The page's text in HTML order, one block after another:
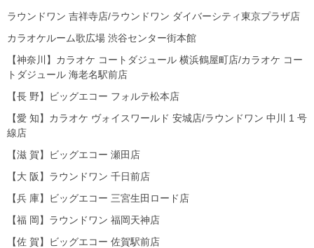
ラウンドワン 吉祥寺店/ラウンドワン ダイバーシティ東京プラザ店
カラオケルーム歌広場 渋谷センター街本館
【神奈川】カラオケ コートダジュール 横浜鶴屋町店/カラオケ コー
トダジュール 海老名駅前店
【長 野】ビッグエコー フォルテ松本店
【愛 知】カラオケ ヴォイスワールド 安城店/ラウンドワン 中川 1 号
線店
【滋 賀】ビッグエコー 瀬田店
【大 阪】ラウンドワン 千日前店
【兵 庫】ビッグエコー 三宮生田ロード店
【福 岡】ラウンドワン 福岡天神店
【佐 賀】ビッグエコー 佐賀駅前店